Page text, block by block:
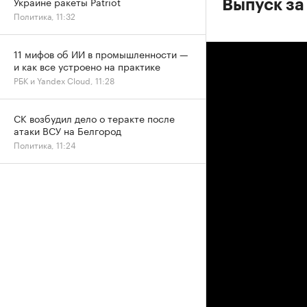
Выпуск
Политика, 11:32
11 мифов об ИИ в промышленности —
и как все устроено на практике
РБК и Yandex Cloud, 11:28
СК возбудил дело о теракте после
атаки ВСУ на Белгород
Политика, 11:24